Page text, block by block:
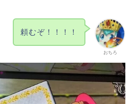
おちろ
頼むぞ！！！！